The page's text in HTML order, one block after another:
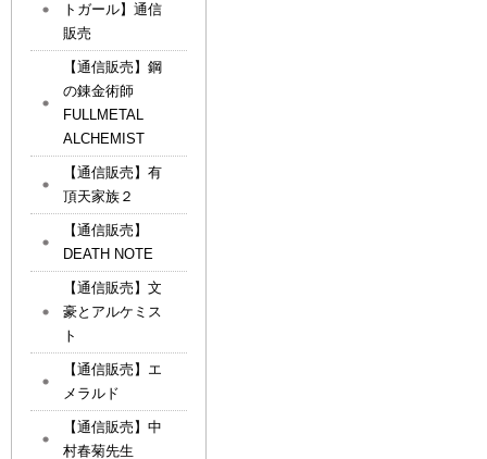
トガール】通信
販売
【通信販売】鋼
の錬金術師
FULLMETAL
ALCHEMIST
【通信販売】有
頂天家族２
【通信販売】
DEATH NOTE
【通信販売】文
豪とアルケミス
ト
【通信販売】エ
メラルド
【通信販売】中
村春菊先生